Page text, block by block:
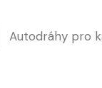
Autodráhy pro